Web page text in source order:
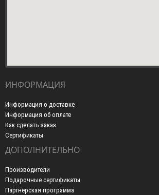
ИНФОРМАЦИЯ
Информация о доставке
Информация об оплате
Как сделать заказ
Сертификаты
ДОПОЛНИТЕЛЬНО
Производители
Подарочные сертификаты
Партнёрская программа